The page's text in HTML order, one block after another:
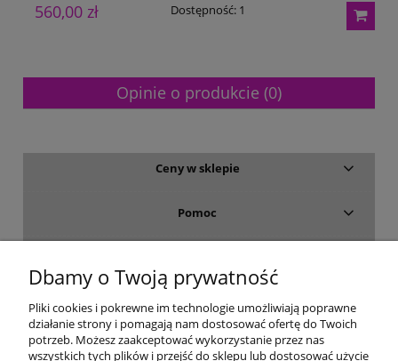
560,00 zł Dostępność: 1
Opinie o produkcie (0)
Ceny w sklepie
Pomoc
Moje konto
Gwarancja i zwroty
Dbamy o Twoją prywatność
Pliki cookies i pokrewne im technologie umożliwiają poprawne
działanie strony i pomagają nam dostosować ofertę do Twoich
potrzeb. Możesz zaakceptować wykorzystanie przez nas
wszystkich tych plików i przejść do sklepu lub dostosować użycie